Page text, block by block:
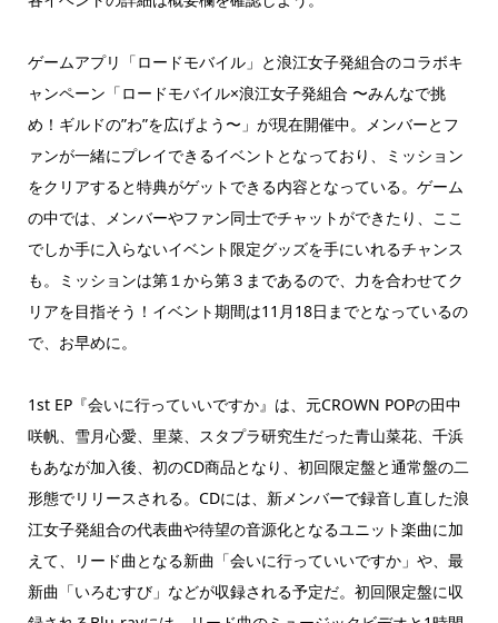
ゲームアプリ「ロードモバイル」と浪江女子発組合のコラボキ
ャンペーン「ロードモバイル×浪江女子発組合 〜みんなで挑
め！ギルドの”わ”を広げよう〜」が現在開催中。メンバーとフ
ァンが一緒にプレイできるイベントとなっており、ミッション
をクリアすると特典がゲットできる内容となっている。ゲーム
の中では、メンバーやファン同士でチャットができたり、ここ
でしか手に入らないイベント限定グッズを手にいれるチャンス
も。ミッションは第１から第３まであるので、力を合わせてク
リアを目指そう！イベント期間は11月18日までとなっているの
で、お早めに。
1st EP『会いに行っていいですか』は、元CROWN POPの田中
咲帆、雪月心愛、里菜、スタプラ研究生だった青山菜花、千浜
もあなが加入後、初のCD商品となり、初回限定盤と通常盤の二
形態でリリースされる。CDには、新メンバーで録音し直した浪
江女子発組合の代表曲や待望の音源化となるユニット楽曲に加
えて、リード曲となる新曲「会いに行っていいですか」や、最
新曲「いろむすび」などが収録される予定だ。初回限定盤に収